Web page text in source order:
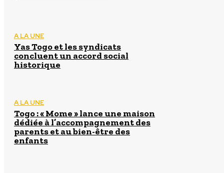
A LA UNE
Yas Togo et les syndicats
concluent un accord social
historique
A LA UNE
Togo : « Mome » lance une maison
dédiée à l’accompagnement des
parents et au bien-être des
enfants